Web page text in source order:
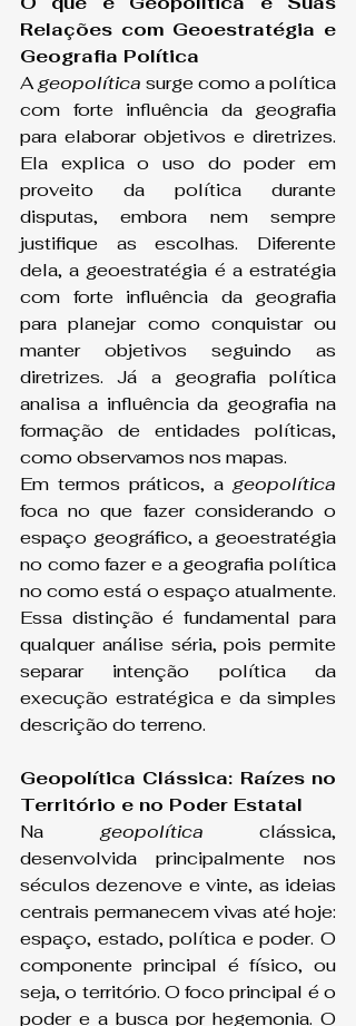
Relações com Geoestratégia e
Geografia Política
A geopolítica surge como a política
com forte influência da geografia
para elaborar objetivos e diretrizes.
Ela explica o uso do poder em
proveito da política durante
disputas, embora nem sempre
justifique as escolhas. Diferente
dela, a geoestratégia é a estratégia
com forte influência da geografia
para planejar como conquistar ou
manter objetivos seguindo as
diretrizes. Já a geografia política
analisa a influência da geografia na
formação de entidades políticas,
como observamos nos mapas.
Em termos práticos, a geopolítica
foca no que fazer considerando o
espaço geográfico, a geoestratégia
no como fazer e a geografia política
no como está o espaço atualmente.
Essa distinção é fundamental para
qualquer análise séria, pois permite
separar intenção política da
execução estratégica e da simples
descrição do terreno.
Geopolítica Clássica: Raízes no
Território e no Poder Estatal
Na geopolítica clássica,
desenvolvida principalmente nos
séculos dezenove e vinte, as ideias
centrais permanecem vivas até hoje:
espaço, estado, política e poder. O
componente principal é físico, ou
seja, o território. O foco principal é o
poder e a busca por hegemonia. O